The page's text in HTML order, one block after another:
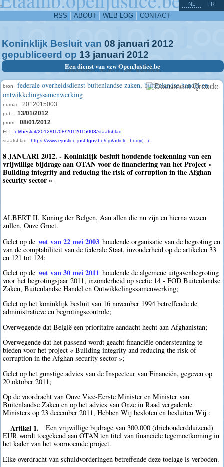
-
RSS ABOUT WEB LOG CONTACT
NL FR
Koninklijk Besluit van 08 januari 2012
gepubliceerd op 13 januari 2012
Een dienst van vzw OpenJustice.be
bron
federale overheidsdienst buitenlandse zaken, buitenlandse handel en
ontwikkelingssamenwerking
numac 2012015003
pub. 13/01/2012
prom. 08/01/2012
ELI
eli/besluit/2012/01/08/2012015003/staatsblad
staatsblad
https://www.ejustice.just.fgov.be/cgi/article_body(...)
8 JANUARI 2012. - Koninklijk besluit houdende toekenning van een
vrijwillige bijdrage aan OTAN voor de financiering van het Project «
Building integrity and reducing the risk of corruption in the Afghan
security sector »
ALBERT II, Koning der Belgen, Aan allen die nu zijn en hierna wezen
zullen, Onze Groet.
Gelet op de wet van 22 mei 2003 houdende organisatie van de begroting en
van de comptabiliteit van de federale Staat, inzonderheid op de artikelen 33
en 121 tot 124;
Gelet op de wet van 30 mei 2011 houdende de algemene uitgavenbegroting
voor het begrotingsjaar 2011, inzonderheid op sectie 14 - FOD Buitenlandse
Zaken, Buitenlandse Handel en Ontwikkelingssamenwerking;
Gelet op het koninklijk besluit van 16 november 1994 betreffende de
administratieve en begrotingscontrole;
Overwegende dat België een prioritaire aandacht hecht aan Afghanistan;
Overwegende dat het passend wordt geacht financiële ondersteuning te
bieden voor het project « Building integrity and reducing the risk of
corruption in the Afghan security sector »;
Gelet op het gunstige advies van de Inspecteur van Financiën, gegeven op
20 oktober 2011;
Op de voordracht van Onze Vice-Eerste Minister en Minister van
Buitenlandse Zaken en op het advies van Onze in Raad vergaderde
Ministers op 23 december 2011, Hebben Wij besloten en besluiten Wij :
Artikel 1.
Een vrijwillige bijdrage van 300.000 (driehonderdduizend)
EUR wordt toegekend aan OTAN ten titel van financiële tegemoetkoming in
het kader van het voornoemde project.
Elke overdracht van schuldvorderingen betreffende deze toelage is verboden.
^